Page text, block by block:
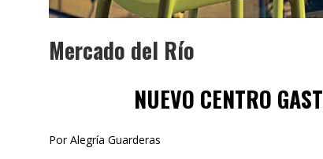
Mercado del Río
NUEVO CENTRO
Por Alegría Guarderas